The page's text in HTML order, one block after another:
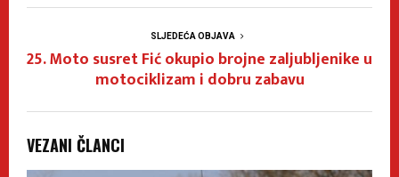
SLJEDEĆA OBJAVA
25. Moto susret Fić okupio brojne zaljubljenike u
motociklizam i dobru zabavu
VEZANI ČLANCI